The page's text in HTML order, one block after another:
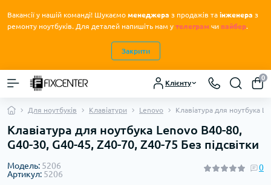
Вакансії у нашій команді! Шукаємо менеджера з продажів та інженера з
ремонту ноутбуків. Для деталей напишіть нам у телеграм чи вайбер.
Закрити
Клієнту
0
Для ноутбуків Клавіатури Lenovo Клавіатура для ноутбука
Клавіатура для ноутбука Lenovo B40-80,
G40-30, G40-45, Z40-70, Z40-75 Без підсвітки
Модель: 5206
Артикул: 5206
0